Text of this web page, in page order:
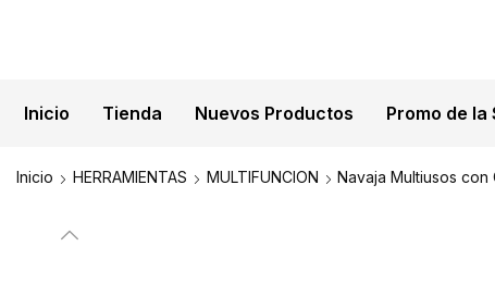
Inicio Tienda Nuevos Productos Promo de la
ENVÍOS
Inicio HERRAMIENTAS MULTIFUNCION Navaja Multiusos con